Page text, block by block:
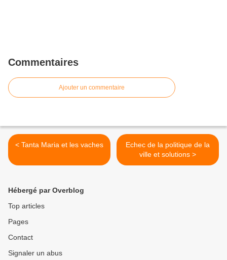
Commentaires
Ajouter un commentaire
< Tanta Maria et les vaches
Echec de la politique de la
ville et solutions >
Hébergé par Overblog
Top articles
Pages
Contact
Signaler un abus